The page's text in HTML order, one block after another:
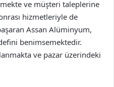
ve müşteri taleplerine
hizmetleriyle de
Assan Alüminyum,
benimsemektedir.
ve pazar üzerindeki